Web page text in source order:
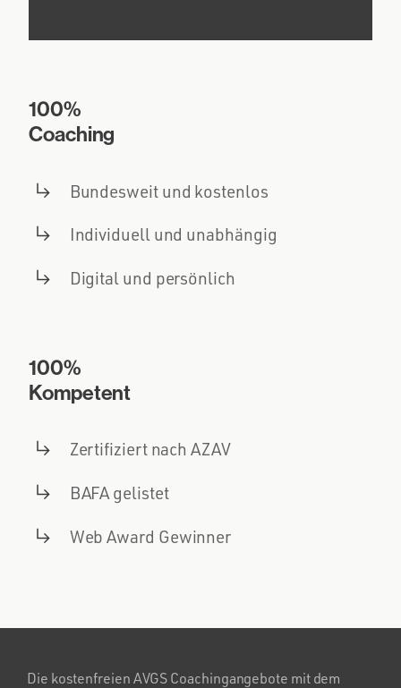
100%
Coaching
Bundesweit und kostenlos
Individuell und unabhängig
Digital und persönlich
100%
Kompetent
Zertifiziert nach AZAV
BAFA gelistet
Web Award Gewinner
Die kostenfreien AVGS Coachingangebote mit dem